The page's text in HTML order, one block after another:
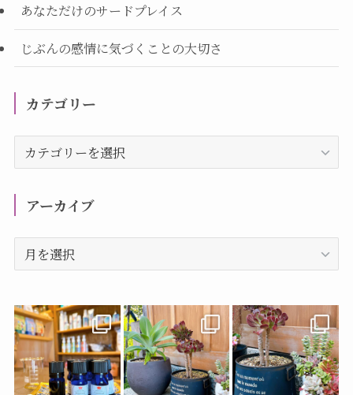
あなただけのサードプレイス
じぶんの感情に気づくことの大切さ
カテゴリー
テ
アーカイブ
ー
イ
ブ